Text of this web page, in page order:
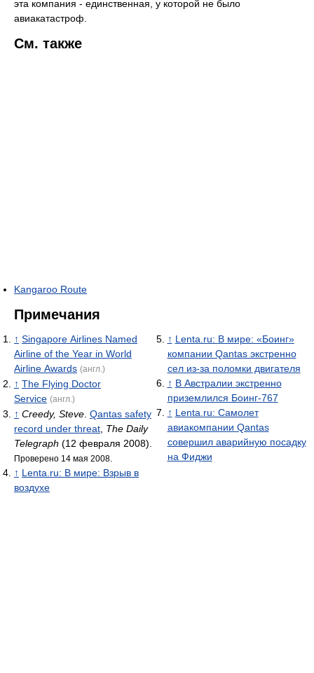
эта компания - единственная, у которой не было
авиакатастроф.
См. также
Kangaroo Route
Примечания
↑ Singapore Airlines Named
Airline of the Year in World
Airline Awards (англ.)
↑ The Flying Doctor
Service (англ.)
↑ Creedy, Steve Qantas safety
record under threat The Daily
Telegraph (12 февраля 2008).
Проверено 14 мая 2008.
↑ Lenta.ru: В мире: Взрыв в
воздухе
↑ Lenta.ru: В мире: «Боинг»
компании Qantas экстренно
сел из-за поломки двигателя
↑ В Австралии экстренно
приземлился Боинг-767
↑ Lenta.ru: Самолет
авиакомпании Qantas
совершил аварийную посадку
на Фиджи